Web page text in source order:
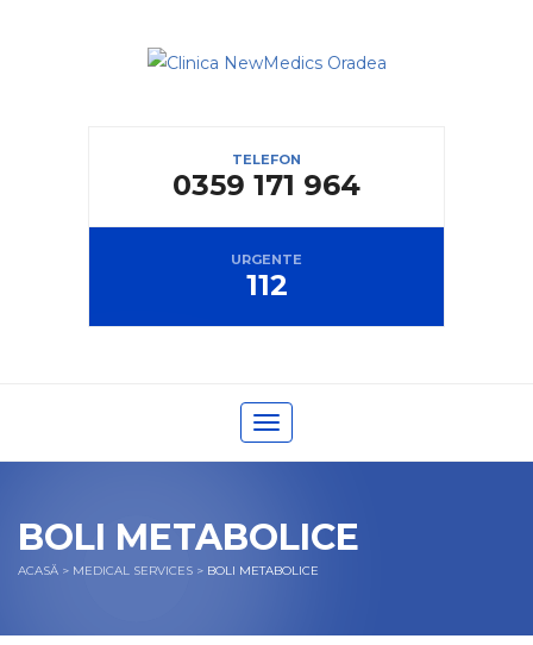
TELEFON
0359 171 964
URGENTE
112
Toggle navigation
BOLI METABOLICE
ACASĂ > MEDICAL SERVICES > BOLI METABOLICE